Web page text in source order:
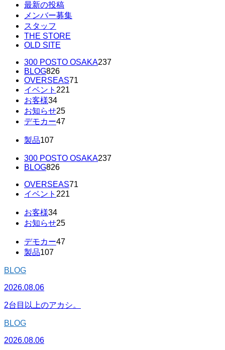
最新の投稿
メンバー募集
スタッフ
THE STORE
OLD SITE
300 POSTO OSAKA237
BLOG826
OVERSEAS71
イベント 221
お客様34
お知らせ25
デモカー47
製品107
300 POSTO OSAKA237
BLOG826
OVERSEAS71
イベント 221
お客様34
お知らせ25
デモカー47
製品107
BLOG
2026.08.06
2台目以上のアカシ。
BLOG
2026.08.06